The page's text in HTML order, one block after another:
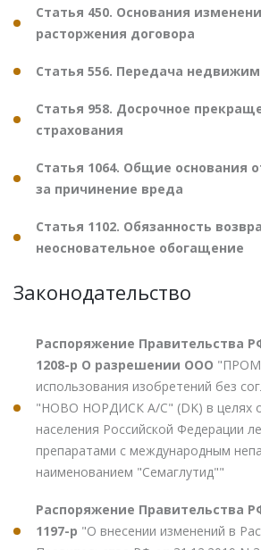
Статья 450. Основания
расторжения договора
Статья 556. Передача
Статья 958. Досрочное
страхования
Статья 1064. Общие основания
за причинение вреда
Статья 1102. Обязанность
неосновательное обогащение
Законодательство
Распоряжение Правительства
1208-р О разрешении ООО
использования изобретений без
"НОВО НОРДИСК А/С" (DK) в целях
населения Российской Федерации
препаратами с международным
наименованием "Семаглутид""
Распоряжение Правительства
1197-р "О внесении изменений в